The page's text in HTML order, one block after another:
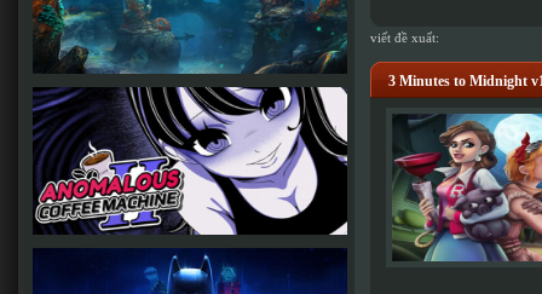
viết đề xuất:
3 Minutes to Midnight